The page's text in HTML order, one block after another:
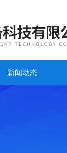
新闻动态